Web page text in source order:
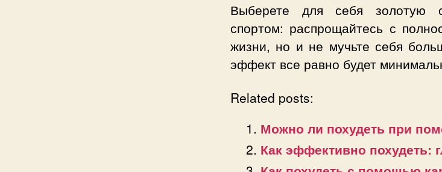
Выберете для себя золотую
спортом: распрощайтесь с
жизни, но и не мучьте себя
эффект все равно будет
Related posts:
Можно ли похудеть при
Как эффективно похудеть: